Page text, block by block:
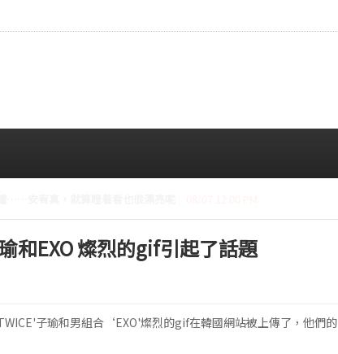
和EXO 燦烈的gif引起了話題
子瑜和男組合‘EXO'燦烈的gif在韓國網站被上傳了，他們的